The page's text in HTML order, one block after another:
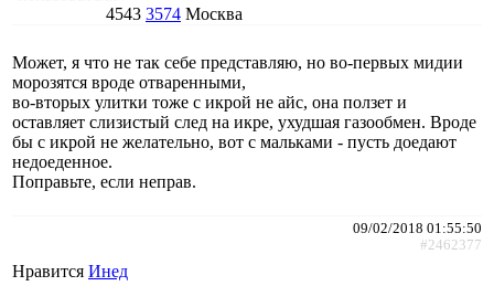
4543 3574 Москва
Может, я что не так себе представляю, но во-первых мидии
морозятся вроде отваренными,
во-вторых улитки тоже с икрой не айс, она ползет и
оставляет слизистый след на икре, ухудшая газообмен. Вроде
бы с икрой не желательно, вот с мальками - пусть доедают
недоеденное.
Поправьте, если неправ.
09/02/2018 01:55:50
#2462377
Нравится Инед